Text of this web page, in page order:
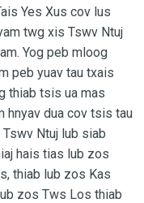
Yes Xus cov lus
twg xis Tswv Ntuj
Yog peb mloog
peb yuav tau txais
thiab tsis ua mas
hnyav dua cov tsis tau
Ntuj lub siab
hais tias lub zos
thiab lub zos Kas
zos Tws Los thiab